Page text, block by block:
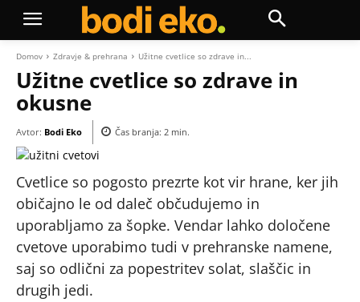
Domov Zdravje & prehrana Užitne cvetlice so zdrave in...
Užitne cvetlice so zdrave in
okusne
Avtor: Bodi Eko Čas branja: 2 min.
Cvetlice so pogosto prezrte kot vir hrane, ker jih
običajno le od daleč občudujemo in
uporabljamo za šopke. Vendar lahko določene
cvetove uporabimo tudi v prehranske namene,
saj so odlični za popestritev solat, slaščic in
drugih jedi.